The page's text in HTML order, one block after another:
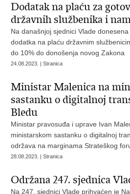
Dodatak na plaću za
državnih službenika i
Na današnjoj sjednici Vlade
dodatka na plaću državnim
do 10% do donošenja novog Zakona
24.08.2023. | Stranica
Ministar Malenica na
sastanku o digitalnoj
Bledu
Ministar pravosuđa i uprave Ivan
ministarskom sastanku o digitalnoj
održava na marginama Strateškog
28.08.2023. | Stranica
Održana 247. sjednica
Na 247. sjednici Vlade prihvaćen je